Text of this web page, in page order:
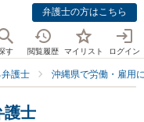
弁護士の方はこちら
す 閲覧履歴 マイリスト ログイン
護士 沖縄県で労働・雇用
護士